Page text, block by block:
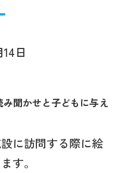
日
み聞かせと子どもに与え
に訪問する際に絵
す。